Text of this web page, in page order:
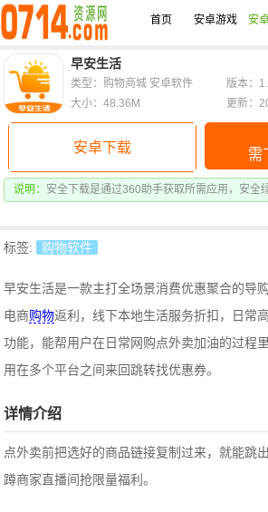
首页 安卓游戏 安
早安生活
安卓下载
需
说明： 安全下载是通过360助手获取所需应用，安全
类型：购物商城 安卓软件
版本：
大小：48.36M
更新：
标签: 购物软件
早安生活是一款主打全场景消费优惠聚合的导
电商购物返利，线下本地生活服务折扣，日常
功能，能帮用户在日常网购点外卖加油的过程
用在多个平台之间来回跳转找优惠券。
详情介绍
点外卖前把选好的商品链接复制过来，就能跳
蹲商家直播间抢限量福利。